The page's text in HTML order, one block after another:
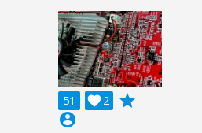
51 2

grade
account_circle